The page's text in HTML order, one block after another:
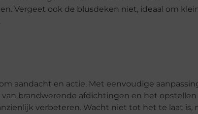
Vergeet ook de blusdeken niet, ideaal om
aandacht en actie. Met eenvoudige
brandwerende afdichtingen en het opstellen
verbeteren. Wacht niet tot het te laat is,